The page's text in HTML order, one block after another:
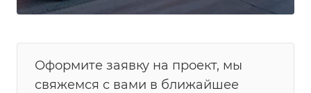
Оформите заявку на проект, мы
свяжемся с вами в ближайшее